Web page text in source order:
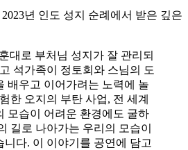
년 인도 성지 순례에서 받은 깊은
대로 부처님 성지가 잘 관리되
석가족이 정토회와 스님의 도
배우고 이어가려는 노력에 놀
한 오지의 부탄 사업, 전 세계
모습이 어려운 환경에도 굴하
길로 나아가는 우리의 모습이
니다. 이 이야기를 공연에 담고